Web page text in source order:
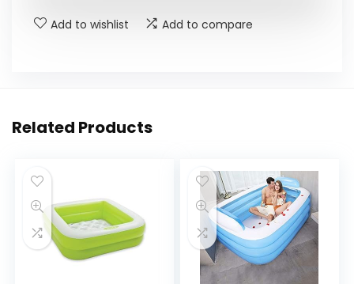
Add to wishlist Add to compare
Related Products